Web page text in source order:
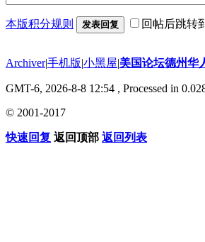
本版积分规则 发表回复 回帖后跳转
Archiver|手机版|小黑屋|美国论坛德州华
GMT-6, 2026-8-8 12:54 , Processed in
© 2001-2017
快速回复 返回顶部 返回列表